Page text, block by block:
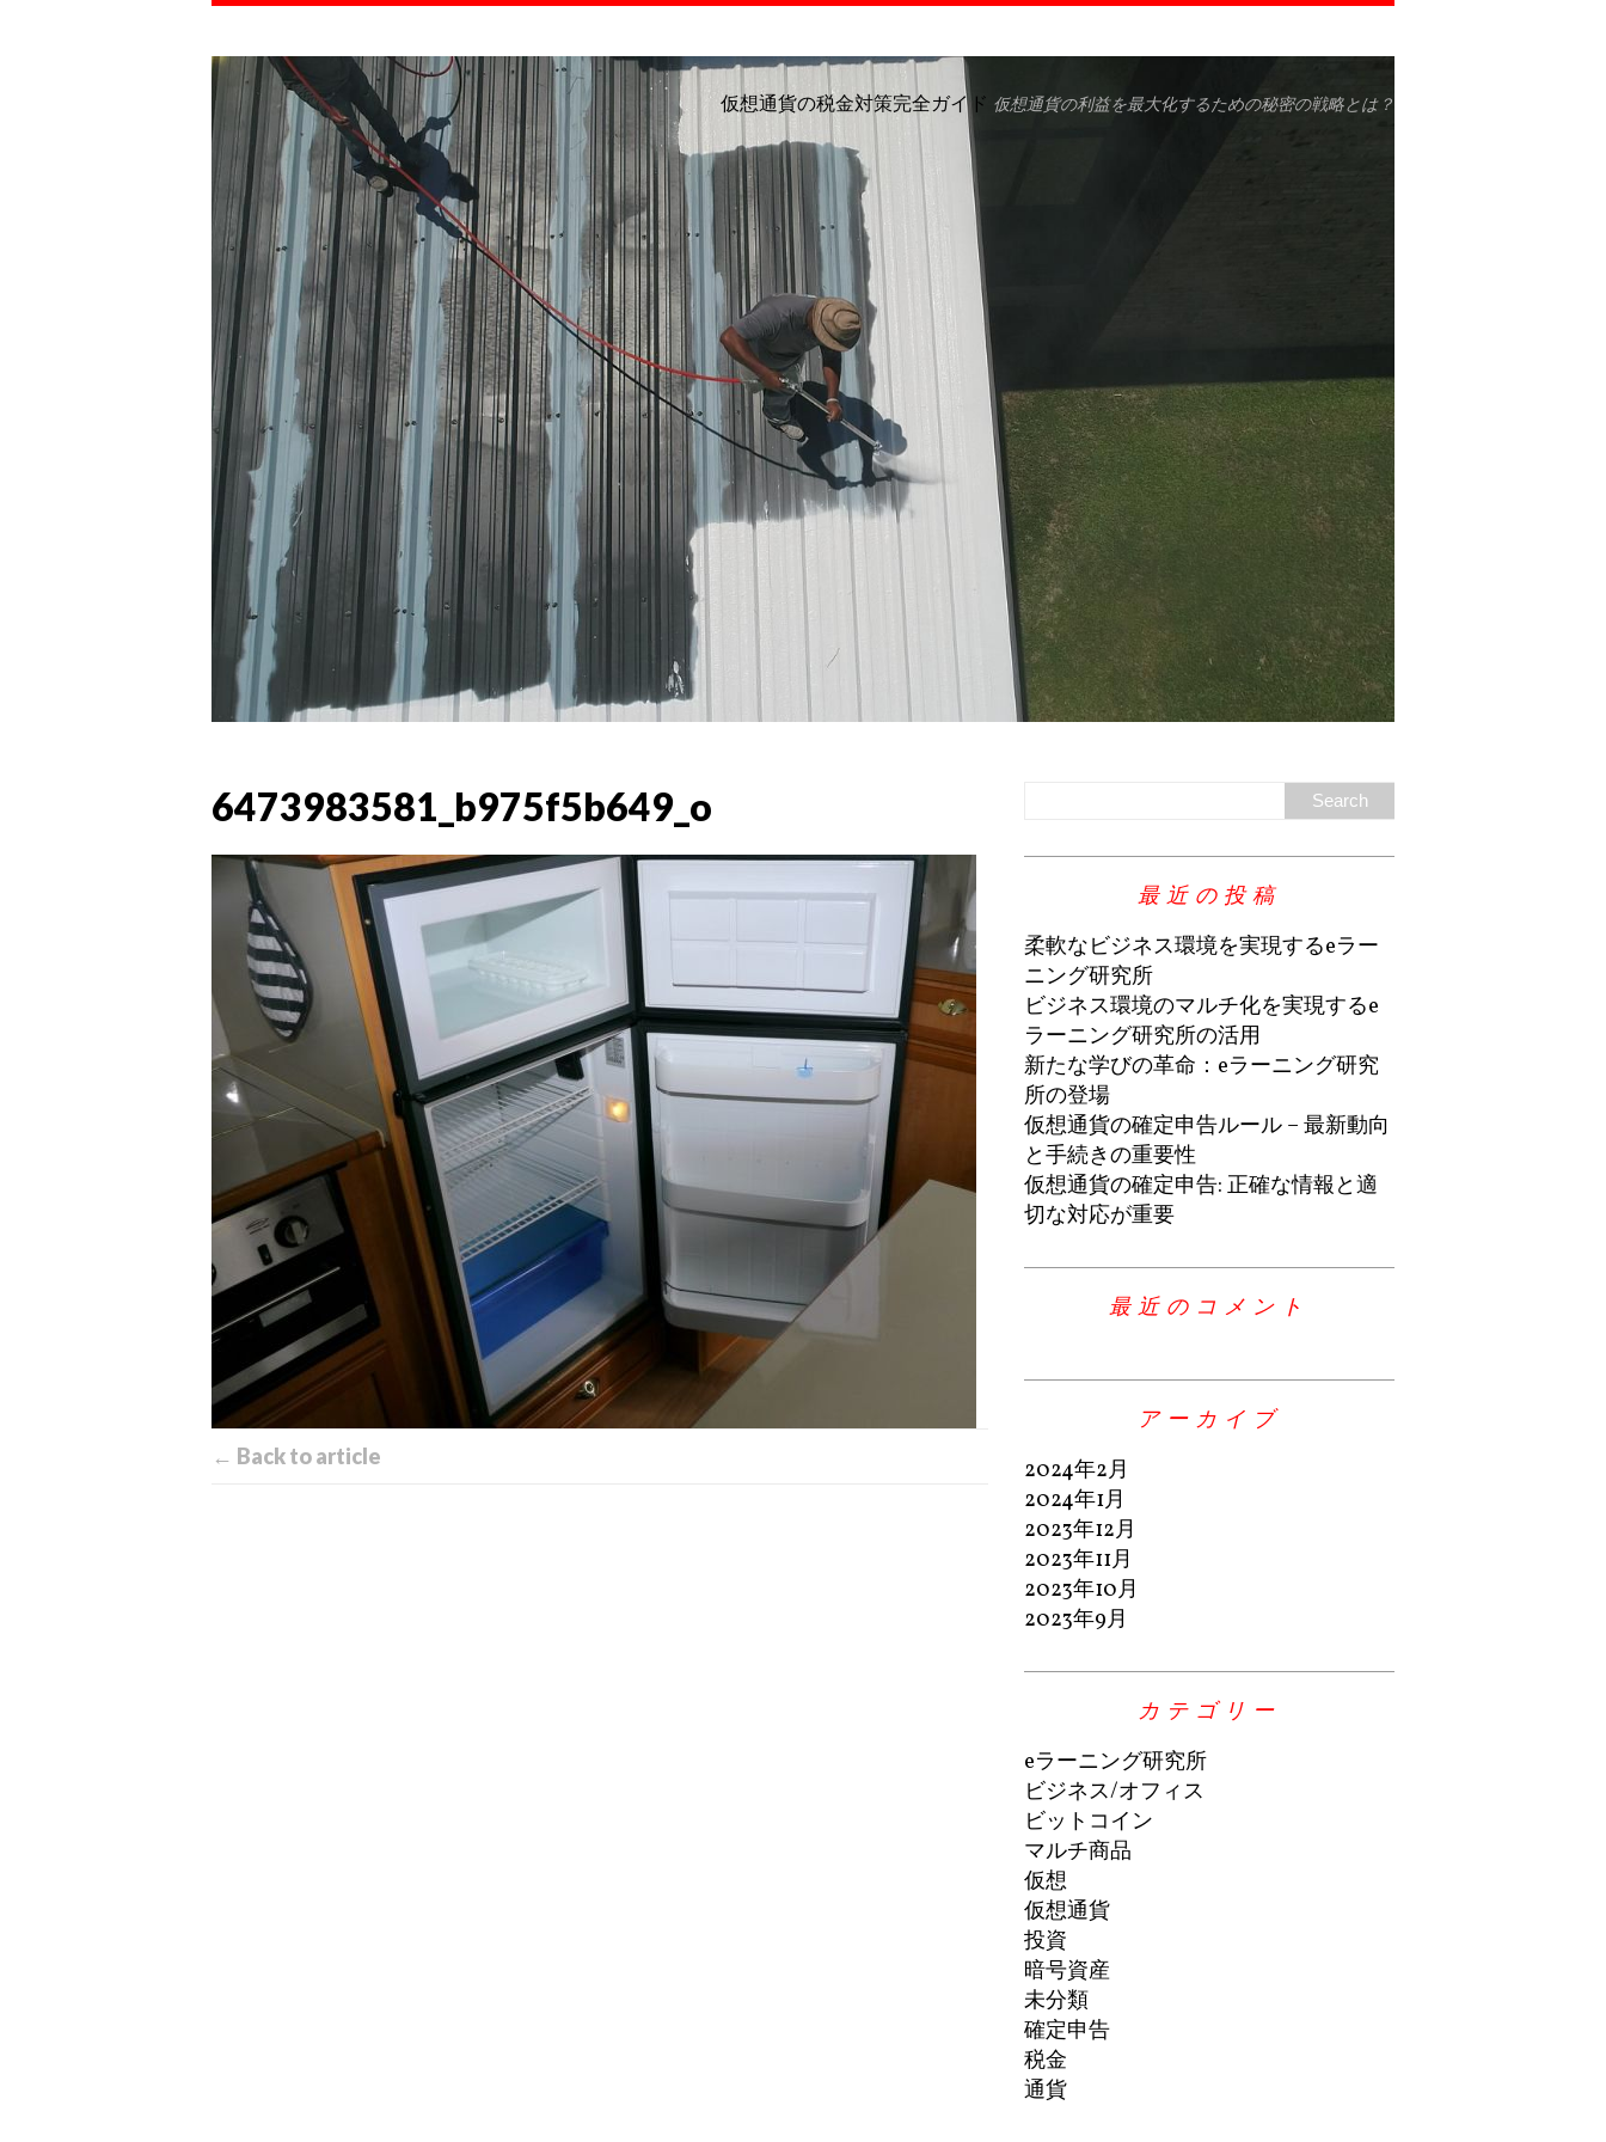
仮想通貨の税金対策完全ガイド 仮想通貨の利益を最大化するための秘密の戦略とは？
6473983581_b975f5b649_o
← Back to article
最近の投稿
柔軟なビジネス環境を実現するeラー
ニング研究所
ビジネス環境のマルチ化を実現するe
ラーニング研究所の活用
新たな学びの革命：eラーニング研究
所の登場
仮想通貨の確定申告ルール – 最新動向
と手続きの重要性
仮想通貨の確定申告: 正確な情報と適
切な対応が重要
最近のコメント
アーカイブ
2024年2月
2024年1月
2023年12月
2023年11月
2023年10月
2023年9月
カテゴリー
eラーニング研究所
ビジネス/オフィス
ビットコイン
マルチ商品
仮想
仮想通貨
投資
暗号資産
未分類
確定申告
税金
通貨